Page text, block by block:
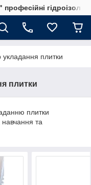
професійні
укладання плитки
плитки
плитки
та